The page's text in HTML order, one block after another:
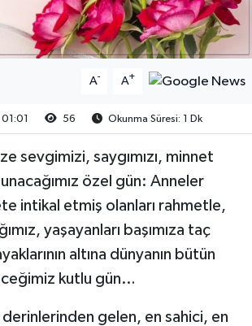
A- A+
56 Okunma Süresi: 1 Dk
sevgimizi, saygımızı, minnet
özel gün: Anneler
intikal etmiş olanları rahmetle,
yaşayanları başımıza taç
altına dünyanın bütün
kutlu gün…
gelen, en sahici, en